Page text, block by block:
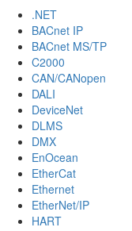
.NET
BACnet IP
BACnet MS/TP
C2000
CAN/CANopen
DALI
DeviceNet
DLMS
DMX
EnOcean
EtherCat
Ethernet
EtherNet/IP
HART